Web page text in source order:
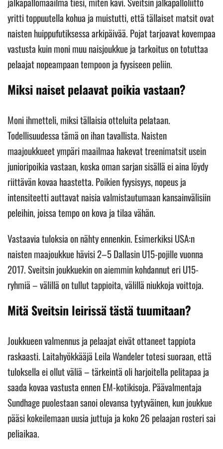
yritti toppuutella kohua ja muistutti, että tällaiset matsit ovat
naisten huippufutiksessa arkipäivää. Pojat tarjoavat kovempaa
vastusta kuin moni muu naisjoukkue ja tarkoitus on totuttaa
pelaajat nopeampaan tempoon ja fyysiseen peliin.
Miksi naiset pelaavat poikia vastaan?
Moni ihmetteli, miksi tällaisia otteluita pelataan.
Todellisuudessa tämä on ihan tavallista. Naisten
maajoukkueet ympäri maailmaa hakevat treenimatsit usein
junioripoikia vastaan, koska oman sarjan sisällä ei aina löydy
riittävän kovaa haastetta. Poikien fyysisyys, nopeus ja
intensiteetti auttavat naisia valmistautumaan kansainvälisiin
peleihin, joissa tempo on kova ja tilaa vähän.
Vastaavia tuloksia on nähty ennenkin. Esimerkiksi USA:n
naisten maajoukkue hävisi 2–5 Dallasin U15-pojille vuonna
2017. Sveitsin joukkuekin on aiemmin kohdannut eri U15-
ryhmiä – välillä on tullut tappioita, välillä niukkoja voittoja.
Mitä Sveitsin leirissä tästä tuumitaan?
Joukkueen valmennus ja pelaajat eivät ottaneet tappiota
raskaasti. Laitahyökkääjä Leila Wandeler totesi suoraan, että
tuloksella ei ollut väliä – tärkeintä oli harjoitella pelitapaa ja
saada kovaa vastusta ennen EM-kotikisoja. Päävalmentaja
Sundhage puolestaan sanoi olevansa tyytyväinen, kun joukkue
pääsi kokeilemaan uusia juttuja ja koko 26 pelaajan rosteri sai
peliaikaa.